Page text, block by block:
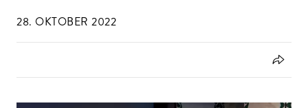
28. OKTOBER 2022